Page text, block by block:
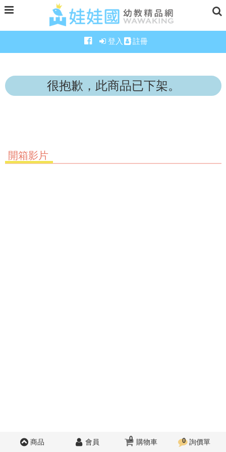
登入 註冊
很抱歉，此商品已下架。
開箱影片
商品 會員 0 購物車 0 詢價單